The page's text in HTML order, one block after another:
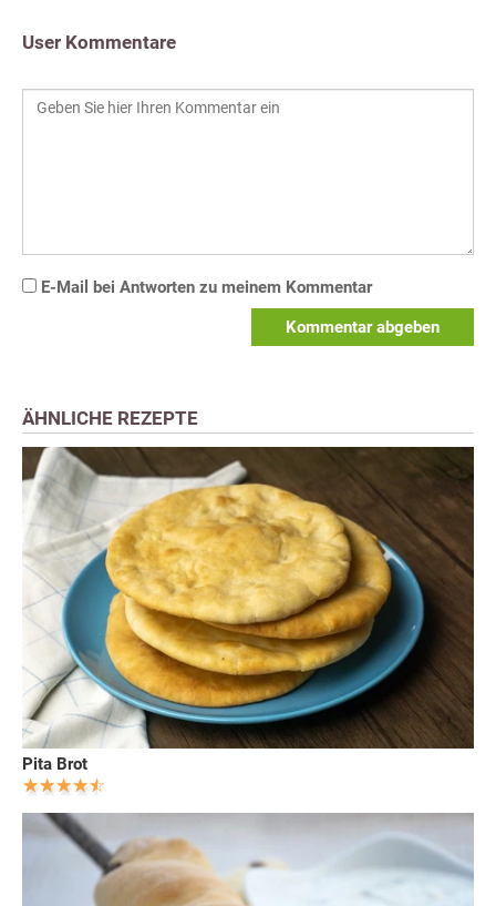
User Kommentare
E-Mail bei Antworten zu meinem Kommentar
Kommentar abgeben
ÄHNLICHE REZEPTE
Pita Brot